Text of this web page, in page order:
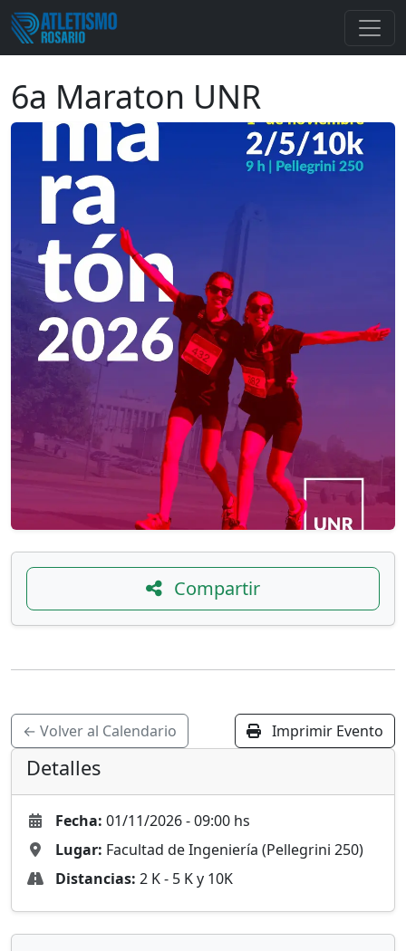
6a Maraton UNR
Compartir
← Volver al Calendario Imprimir Evento
Detalles
Fecha: 01/11/2026 - 09:00 hs
Lugar: Facultad de Ingeniería (Pellegrini 250)
Distancias: 2 K - 5 K y 10K